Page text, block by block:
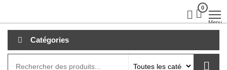
au
contenu
0
Menu
Catégories